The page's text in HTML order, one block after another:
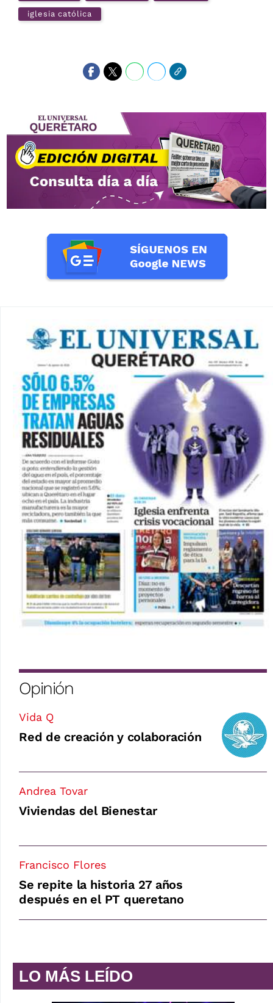
iglesia católica
Opinión
Vida Q
Red de creación y colaboración
Andrea Tovar
Viviendas del Bienestar
Francisco Flores
Se repite la historia 27 años
después en el PT queretano
LO MÁS LEÍDO